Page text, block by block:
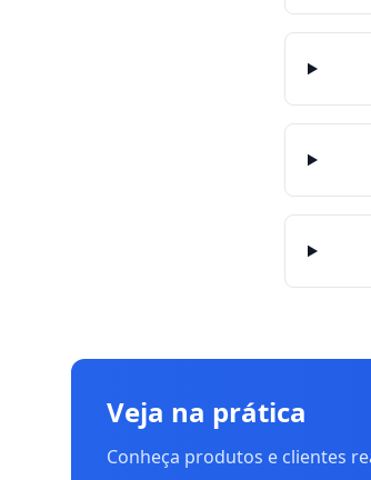
Veja na prática
Conheça produtos e clientes